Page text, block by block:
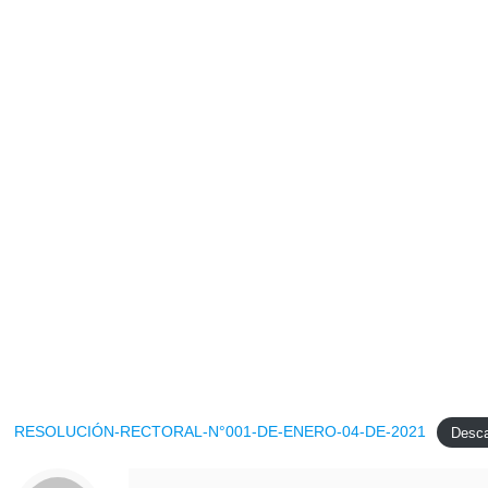
RESOLUCIÓN-RECTORAL-N°001-DE-ENERO-04-DE-2021